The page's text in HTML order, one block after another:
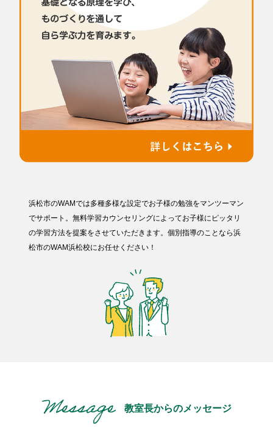
浜松市のWAMでは多種多様な設定でお子様の勉強をマンツーマン
でサポート。無料学習カウンセリングによってお子様にピッタリ
の学習方法を提案をさせていただきます。個別指導のことなら浜
松市のWAM浜松校にお任せください！
教室長からのメッセージ